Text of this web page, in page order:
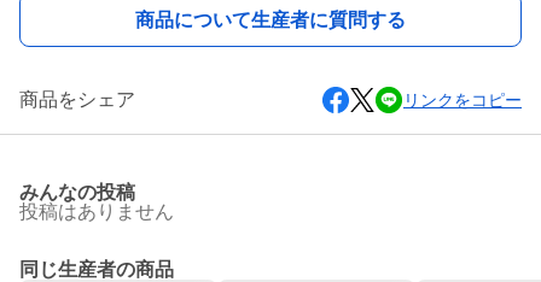
商品について生産者に質問する
商品をシェア リンクをコピー
みんなの投稿
投稿はありません
同じ生産者の商品